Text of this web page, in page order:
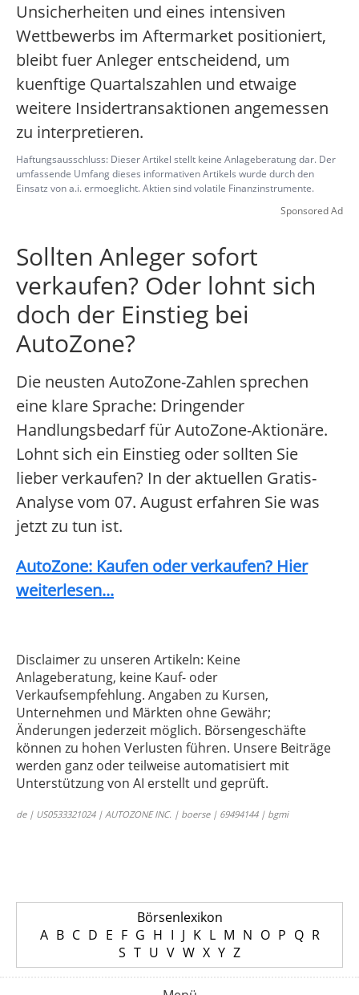
Unsicherheiten und eines intensiven
Wettbewerbs im Aftermarket positioniert,
bleibt fuer Anleger entscheidend, um
kuenftige Quartalszahlen und etwaige
weitere Insidertransaktionen angemessen
zu interpretieren.
Haftungsausschluss: Dieser Artikel stellt keine Anlageberatung dar. Der
umfassende Umfang dieses informativen Artikels wurde durch den
Einsatz von a.i. ermoeglicht. Aktien sind volatile Finanzinstrumente.
Sponsored Ad
Sollten Anleger sofort
verkaufen? Oder lohnt sich
doch der Einstieg bei
AutoZone?
Die neusten AutoZone-Zahlen sprechen
eine klare Sprache: Dringender
Handlungsbedarf für AutoZone-Aktionäre.
Lohnt sich ein Einstieg oder sollten Sie
lieber verkaufen? In der aktuellen Gratis-
Analyse vom 07. August erfahren Sie was
jetzt zu tun ist.
AutoZone: Kaufen oder verkaufen? Hier
weiterlesen...
Disclaimer zu unseren Artikeln: Keine
Anlageberatung, keine Kauf- oder
Verkaufsempfehlung. Angaben zu Kursen,
Unternehmen und Märkten ohne Gewähr;
Änderungen jederzeit möglich. Börsengeschäfte
können zu hohen Verlusten führen. Unsere Beiträge
werden ganz oder teilweise automatisiert mit
Unterstützung von AI erstellt und geprüft.
de | US0533321024 | AUTOZONE INC. | boerse | 69494144 | bgmi
Börsenlexikon
A B C D E F G H I J K L M N O P Q R
S T U V W X Y Z